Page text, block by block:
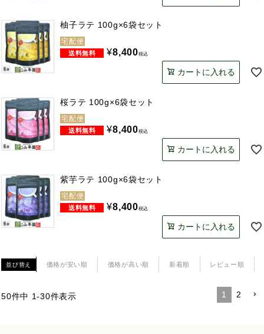
柚子ラテ 100g×6袋セット
宅配便
¥8,400税込
カートに入れる
桜ラテ 100g×6袋セット
宅配便
¥8,400税込
カートに入れる
紫芋ラテ 100g×6袋セット
宅配便
¥8,400税込
カートに入れる
並び替え 価格が安い順 価格が高い順 新着順 レビュー順
50件中 1-30件表示 1 2